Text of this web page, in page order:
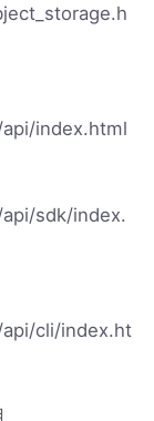
index.html
sdk/index.
cli/index.ht